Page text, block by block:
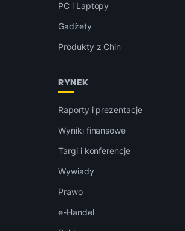
PC i Laptopy
Gadżety
Produkty z Chin
RYNEK
Raporty i prezentacje
Wyniki finansowe
Targi i konferencje
Wywiady
Prawo
e-Handel